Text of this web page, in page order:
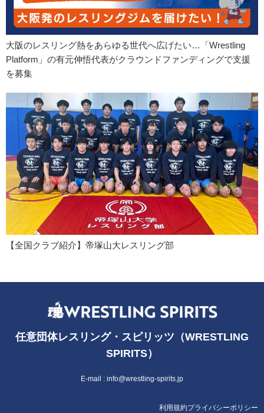
大阪のレスリング熱をあらゆる世代へ広げたい…「Wrestling
Platform」の有元伸悟代表がクラウンドファンディングで支援
を募集
【全国クラブ紹介】帝塚山大レスリング部
任意団体レスリング・スピリッツ（WRESTLING
SPIRITS）
E-mail : info@wrestling-spirits.jp
利用規約プライバシーポリシー